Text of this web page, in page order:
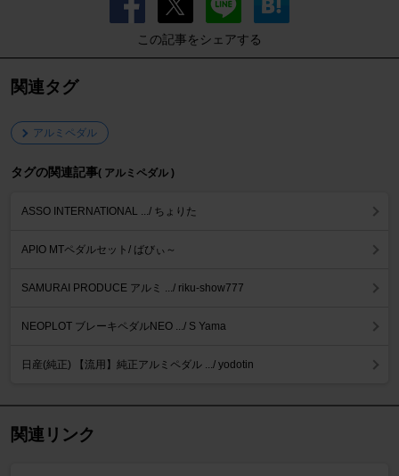
この記事をシェアする
関連タグ
アルミペダル
タグの関連記事( アルミペダル )
ASSO INTERNATIONAL .../ ちょりた
APIO MTペダルセット/ ばびぃ～
SAMURAI PRODUCE アルミ .../ riku-show777
NEOPLOT ブレーキペダルNEO .../ S Yama
日産(純正) 【流用】純正アルミペダル .../ yodotin
関連リンク